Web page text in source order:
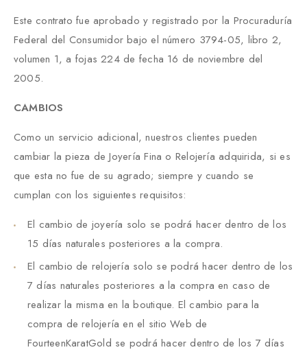
Este contrato fue aprobado y registrado por la Procuraduría
Federal del Consumidor bajo el número 3794-05, libro 2,
volumen 1, a fojas 224 de fecha 16 de noviembre del
2005.
CAMBIOS
Como un servicio adicional, nuestros clientes pueden
cambiar la pieza de Joyería Fina o Relojería adquirida, si es
que esta no fue de su agrado; siempre y cuando se
cumplan con los siguientes requisitos:
El cambio de joyería solo se podrá hacer dentro de los
15 días naturales posteriores a la compra.
El cambio de relojería solo se podrá hacer dentro de los
7 días naturales posteriores a la compra en caso de
realizar la misma en la boutique. El cambio para la
compra de relojería en el sitio Web de
FourteenKaratGold se podrá hacer dentro de los 7 días